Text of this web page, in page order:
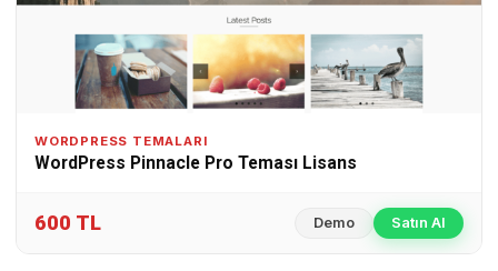
WORDPRESS TEMALARI
WordPress Pinnacle Pro Teması Lisans
600 TL Demo Satın Al